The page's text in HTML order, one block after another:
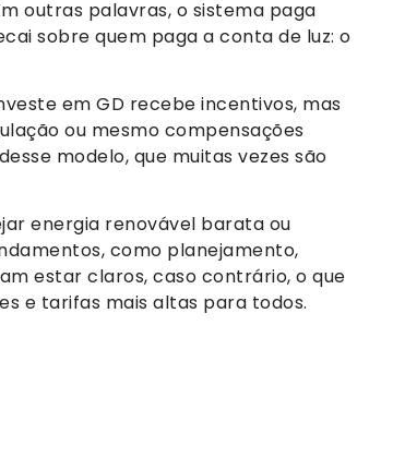
outras palavras, o sistema paga
sobre quem paga a conta de luz: o
em GD recebe incentivos, mas
ou mesmo compensações
modelo, que muitas vezes são
energia renovável barata ou
como planejamento,
estar claros, caso contrário, o que
e tarifas mais altas para todos.